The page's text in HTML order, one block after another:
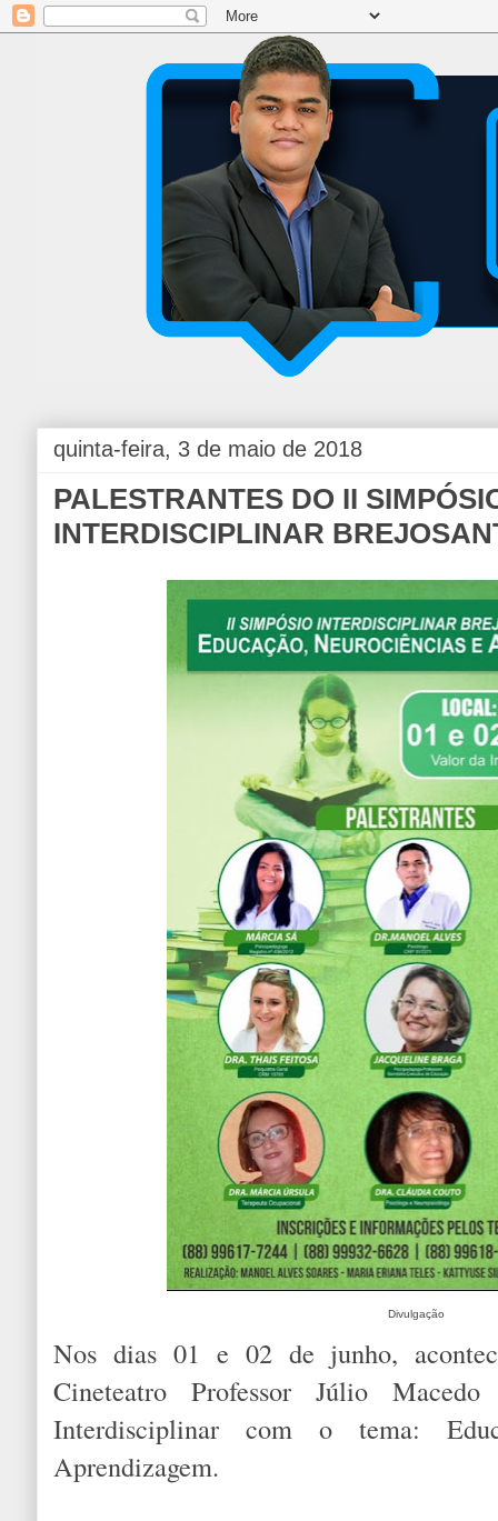
quinta-feira, 3 de maio de 2018
PALESTRANTES DO II
INTERDISCIPLINAR
Divulgação
Nos dias 01 e 02 de junho,
Cineteatro Professor Júlio
Interdisciplinar com o tema:
Aprendizagem.